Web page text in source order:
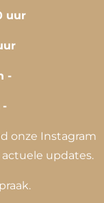
uur
-
-
onze Instagram
updates.